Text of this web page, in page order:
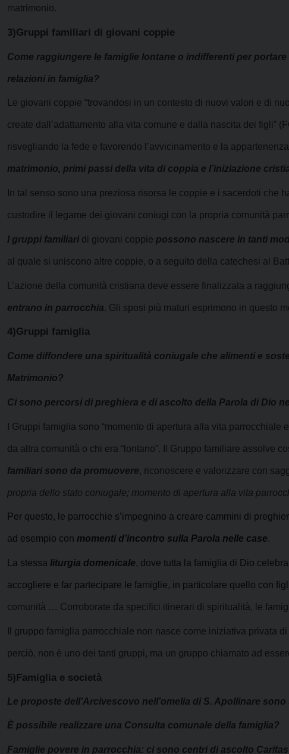
matrimonio.
3)Gruppi familiari di giovani coppie
Come raggiungere le famiglie lontane o indifferenti per
relazioni in famiglia?
Le giovani coppie “trovandosi in un contesto di nuovi valori e di
create dall’adattamento alla vita comune e dalla nascita dei figli”
risvegliando la fede e favorendo l’avvicinamento e la
matrimonio, primi passi della vita di coppia e l’iniziazione
In tal senso sono una preziosa risorsa le coppie e i sacerdoti che
custodire il legame dei giovani coniugi con la propria comunità
I gruppi familiari di giovani coppie possono nascere in tanti
al quale si uniscono altre coppie, o a seguito della catechesi al
L’azione della comunità cristiana deve essere finalizzata a
entrano in parrocchia. Gli sposi più maturi esprimono in questo
4)Gruppi famiglia
Come diffondere una spiritualità coniugale che alimenti e
Matrimonio?
Ci sono percorsi di preghiera e di ascolto della Parola di Dio
I Gruppi famiglia sono “momento di apertura alla vita
da altra comunità o chi era “lontano”. Il Gruppo familiare assolve
familiari sono da promuovere, riconoscere e valorizzare con
propria dello stato coniugale; momento di apertura alla vita
Per questo, le parrocchie s’impegnino a creare cammini di
ad esempio con momenti d’incontro sulla Parola nelle case.
La stessa liturgia domenicale, dove tutta la famiglia di Dio
accogliere e far partecipare le famiglie, in particolare quello con
comunità … Corroborate da specifici itinerari di spiritualità, le
Il gruppo famiglia parrocchiale non nasce come iniziativa privata
perciò, non è uno dei tanti gruppi, ma un gruppo chiamato ad
5)Famiglia e società
Le proposte dell’Arcivescovo nell’omelia di S. Apollinare
È possibile realizzare una Consulta comunale della famiglia?
Famiglie povere in parrocchia: ci sono centri di ascolto